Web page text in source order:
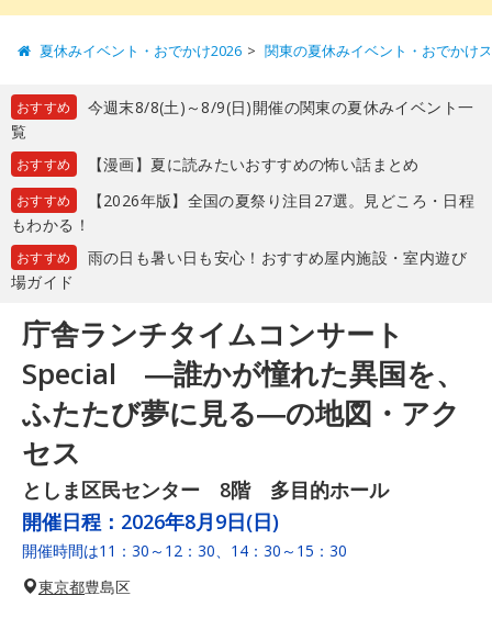
夏休みイベント・おでかけ2026 関東の夏休みイベント・おでかけ
おすすめ
今週末8/8(土)～8/9(日)開催の関東の夏休みイベント一
覧
おすすめ 【漫画】夏に読みたいおすすめの怖い話まとめ
おすすめ
【2026年版】全国の夏祭り注目27選。見どころ・日程
もわかる！
おすすめ
雨の日も暑い日も安心！おすすめ屋内施設・室内遊び
場ガイド
庁舎ランチタイムコンサート
Special ―誰かが憧れた異国を、
ふたたび夢に見る―の地図・アク
セス
としま区民センター 8階 多目的ホール
開催日程： 2026年8月9日(日)
開催時間は11：30～12：30、14：30～15：30
東京都豊島区